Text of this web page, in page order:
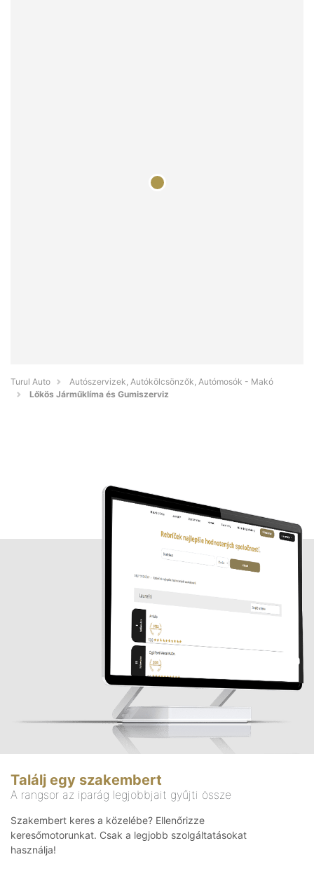
Turul Auto
Autószervizek, Autókölcsönzők, Autómosók - Makó
Lőkös Járműklíma és Gumiszerviz
Találj egy szakembert
A rangsor az iparág legjobbjait gyűjti össze
Szakembert keres a közelébe? Ellenőrizze
keresőmotorunkat. Csak a legjobb szolgáltatásokat
használja!